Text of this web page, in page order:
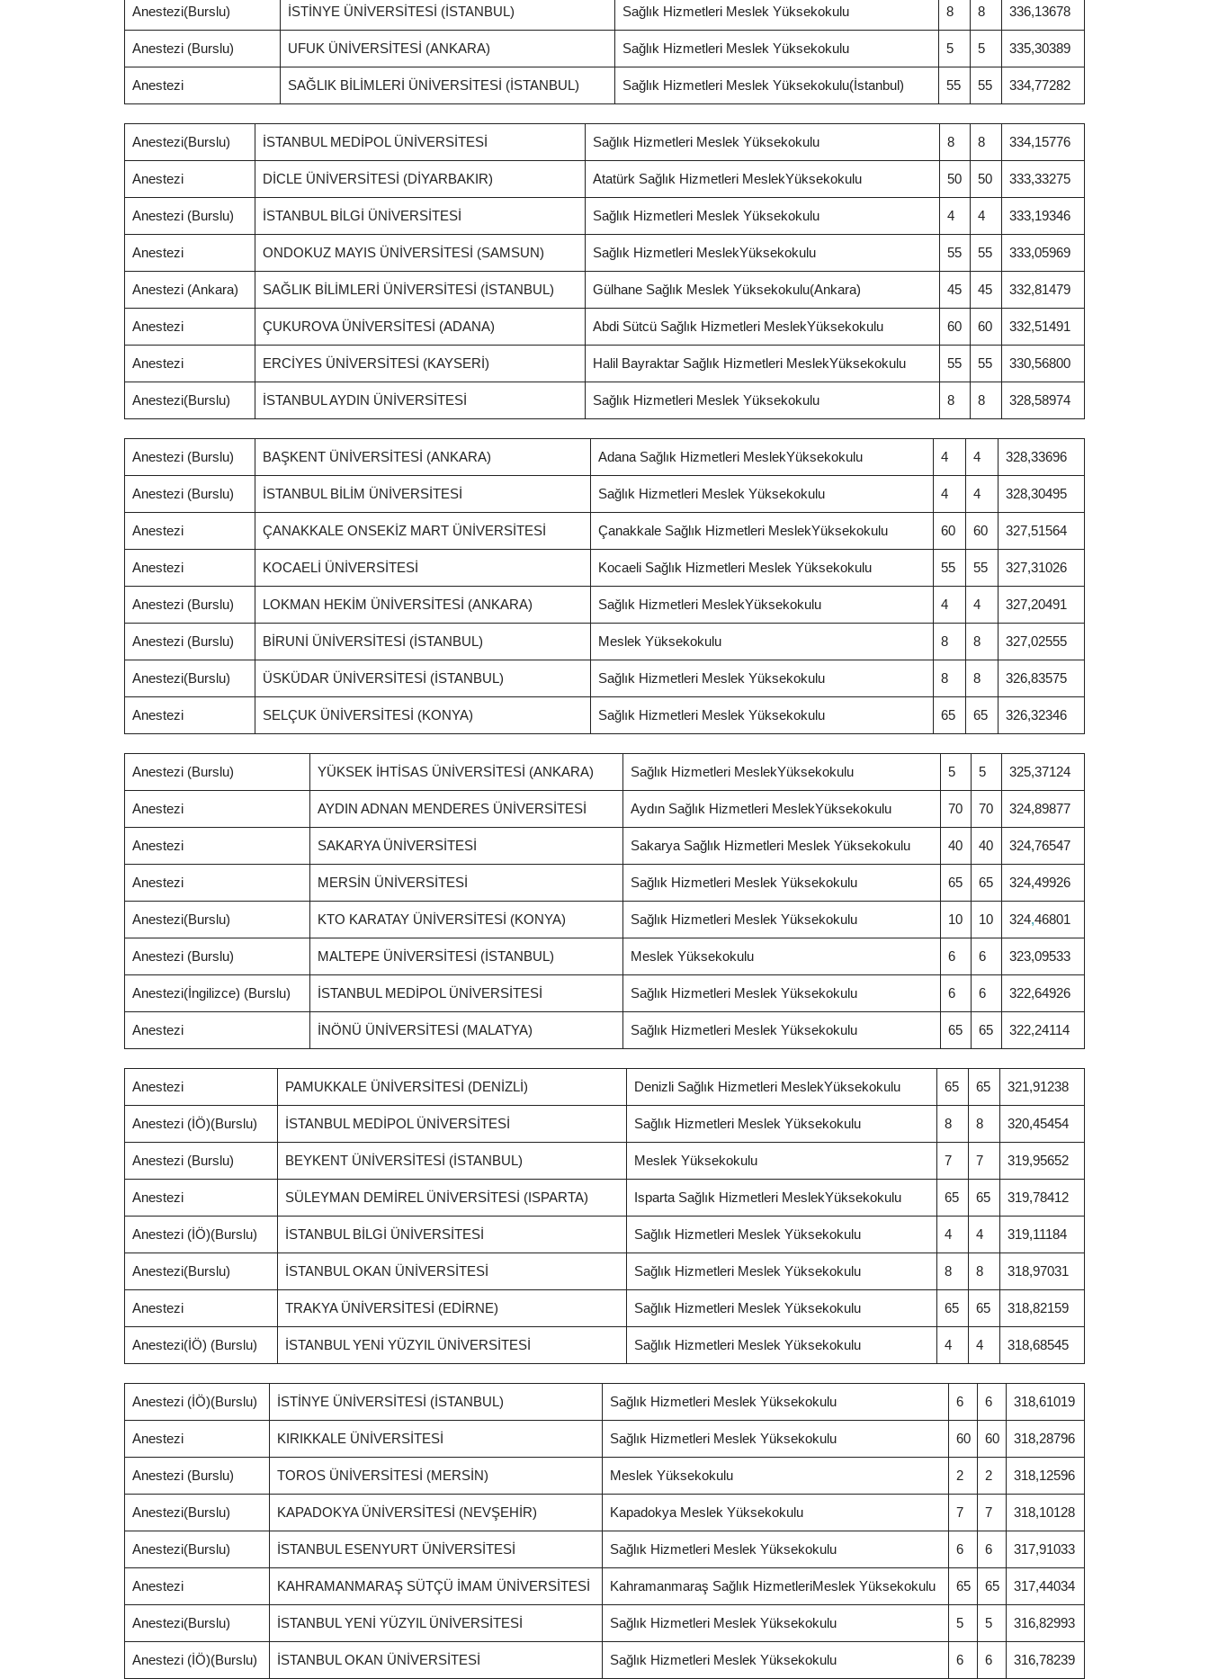
Anestezi(Burslu) İSTİNYE ÜNİVERSİTESİ (İSTANBUL) Sağlık Hizmetleri Meslek Yüksekokulu 8 8 336,13678
Anestezi (Burslu) UFUK ÜNİVERSİTESİ (ANKARA) Sağlık Hizmetleri Meslek Yüksekokulu 5 5 335,30389
Anestezi SAĞLIK BİLİMLERİ ÜNİVERSİTESİ (İSTANBUL) Sağlık Hizmetleri Meslek Yüksekokulu(İstanbul) 55 55 334,77282
Anestezi(Burslu) İSTANBUL MEDİPOL ÜNİVERSİTESİ Sağlık Hizmetleri Meslek Yüksekokulu 8 8 334,15776
Anestezi DİCLE ÜNİVERSİTESİ (DİYARBAKIR) Atatürk Sağlık Hizmetleri MeslekYüksekokulu 50 50 333,33275
Anestezi (Burslu) İSTANBUL BİLGİ ÜNİVERSİTESİ Sağlık Hizmetleri Meslek Yüksekokulu 4 4 333,19346
Anestezi ONDOKUZ MAYIS ÜNİVERSİTESİ (SAMSUN) Sağlık Hizmetleri MeslekYüksekokulu 55 55 333,05969
Anestezi (Ankara) SAĞLIK BİLİMLERİ ÜNİVERSİTESİ (İSTANBUL) Gülhane Sağlık Meslek Yüksekokulu(Ankara) 45 45 332,81479
Anestezi ÇUKUROVA ÜNİVERSİTESİ (ADANA) Abdi Sütcü Sağlık Hizmetleri MeslekYüksekokulu 60 60 332,51491
Anestezi ERCİYES ÜNİVERSİTESİ (KAYSERİ) Halil Bayraktar Sağlık Hizmetleri MeslekYüksekokulu 55 55 330,56800
Anestezi(Burslu) İSTANBUL AYDIN ÜNİVERSİTESİ Sağlık Hizmetleri Meslek Yüksekokulu 8 8 328,58974
Anestezi (Burslu) BAŞKENT ÜNİVERSİTESİ (ANKARA) Adana Sağlık Hizmetleri MeslekYüksekokulu 4 4 328,33696
Anestezi (Burslu) İSTANBUL BİLİM ÜNİVERSİTESİ Sağlık Hizmetleri Meslek Yüksekokulu 4 4 328,30495
Anestezi ÇANAKKALE ONSEKİZ MART ÜNİVERSİTESİ Çanakkale Sağlık Hizmetleri MeslekYüksekokulu 60 60 327,51564
Anestezi KOCAELİ ÜNİVERSİTESİ Kocaeli Sağlık Hizmetleri Meslek Yüksekokulu 55 55 327,31026
Anestezi (Burslu) LOKMAN HEKİM ÜNİVERSİTESİ (ANKARA) Sağlık Hizmetleri MeslekYüksekokulu 4 4 327,20491
Anestezi (Burslu) BİRUNİ ÜNİVERSİTESİ (İSTANBUL) Meslek Yüksekokulu 8 8 327,02555
Anestezi(Burslu) ÜSKÜDAR ÜNİVERSİTESİ (İSTANBUL) Sağlık Hizmetleri Meslek Yüksekokulu 8 8 326,83575
Anestezi SELÇUK ÜNİVERSİTESİ (KONYA) Sağlık Hizmetleri Meslek Yüksekokulu 65 65 326,32346
Anestezi (Burslu) YÜKSEK İHTİSAS ÜNİVERSİTESİ (ANKARA) Sağlık Hizmetleri MeslekYüksekokulu 5 5 325,37124
Anestezi AYDIN ADNAN MENDERES ÜNİVERSİTESİ Aydın Sağlık Hizmetleri MeslekYüksekokulu 70 70 324,89877
Anestezi SAKARYA ÜNİVERSİTESİ Sakarya Sağlık Hizmetleri Meslek Yüksekokulu 40 40 324,76547
Anestezi MERSİN ÜNİVERSİTESİ Sağlık Hizmetleri Meslek Yüksekokulu 65 65 324,49926
Anestezi(Burslu) KTO KARATAY ÜNİVERSİTESİ (KONYA) Sağlık Hizmetleri Meslek Yüksekokulu 10 10 324,46801
Anestezi (Burslu) MALTEPE ÜNİVERSİTESİ (İSTANBUL) Meslek Yüksekokulu 6 6 323,09533
Anestezi(İngilizce) (Burslu) İSTANBUL MEDİPOL ÜNİVERSİTESİ Sağlık Hizmetleri Meslek Yüksekokulu 6 6 322,64926
Anestezi İNÖNÜ ÜNİVERSİTESİ (MALATYA) Sağlık Hizmetleri Meslek Yüksekokulu 65 65 322,24114
Anestezi PAMUKKALE ÜNİVERSİTESİ (DENİZLİ) Denizli Sağlık Hizmetleri MeslekYüksekokulu 65 65 321,91238
Anestezi (İÖ)(Burslu) İSTANBUL MEDİPOL ÜNİVERSİTESİ Sağlık Hizmetleri Meslek Yüksekokulu 8 8 320,45454
Anestezi (Burslu) BEYKENT ÜNİVERSİTESİ (İSTANBUL) Meslek Yüksekokulu 7 7 319,95652
Anestezi SÜLEYMAN DEMİREL ÜNİVERSİTESİ (ISPARTA) Isparta Sağlık Hizmetleri MeslekYüksekokulu 65 65 319,78412
Anestezi (İÖ)(Burslu) İSTANBUL BİLGİ ÜNİVERSİTESİ Sağlık Hizmetleri Meslek Yüksekokulu 4 4 319,11184
Anestezi(Burslu) İSTANBUL OKAN ÜNİVERSİTESİ Sağlık Hizmetleri Meslek Yüksekokulu 8 8 318,97031
Anestezi TRAKYA ÜNİVERSİTESİ (EDİRNE) Sağlık Hizmetleri Meslek Yüksekokulu 65 65 318,82159
Anestezi(İÖ) (Burslu) İSTANBUL YENİ YÜZYIL ÜNİVERSİTESİ Sağlık Hizmetleri Meslek Yüksekokulu 4 4 318,68545
Anestezi (İÖ)(Burslu) İSTİNYE ÜNİVERSİTESİ (İSTANBUL) Sağlık Hizmetleri Meslek Yüksekokulu 6 6 318,61019
Anestezi KIRIKKALE ÜNİVERSİTESİ Sağlık Hizmetleri Meslek Yüksekokulu 60 60 318,28796
Anestezi (Burslu) TOROS ÜNİVERSİTESİ (MERSİN) Meslek Yüksekokulu 2 2 318,12596
Anestezi(Burslu) KAPADOKYA ÜNİVERSİTESİ (NEVŞEHİR) Kapadokya Meslek Yüksekokulu 7 7 318,10128
Anestezi(Burslu) İSTANBUL ESENYURT ÜNİVERSİTESİ Sağlık Hizmetleri Meslek Yüksekokulu 6 6 317,91033
Anestezi KAHRAMANMARAŞ SÜTÇÜ İMAM ÜNİVERSİTESİ Kahramanmaraş Sağlık HizmetleriMeslek Yüksekokulu 65 65 317,44034
Anestezi(Burslu) İSTANBUL YENİ YÜZYIL ÜNİVERSİTESİ Sağlık Hizmetleri Meslek Yüksekokulu 5 5 316,82993
Anestezi (İÖ)(Burslu) İSTANBUL OKAN ÜNİVERSİTESİ Sağlık Hizmetleri Meslek Yüksekokulu 6 6 316,78239